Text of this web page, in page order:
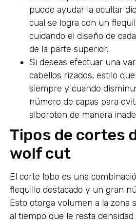
puede ayudar la ocultar
cual se logra con un
cuidando el diseño de
de la parte superior.
Si deseas efectuar una
cabellos rizados, estilo
siempre y cuando
número de capas para
alboroten de manera
Tipos de cortes
wolf cut
El corte lobo es una
flequillo destacado y un gran
Esto otorga volumen a la zona
al tiempo que le resta densidad